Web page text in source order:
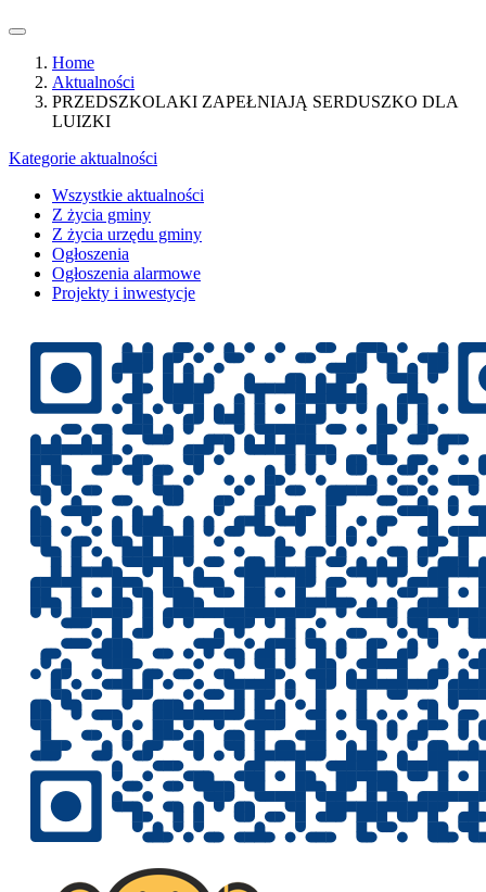
Home
Aktualności
PRZEDSZKOLAKI ZAPEŁNIAJĄ SERDUSZKO DLA
LUIZKI
Kategorie aktualności
Wszystkie aktualności
Z życia gminy
Z życia urzędu gminy
Ogłoszenia
Ogłoszenia alarmowe
Projekty i inwestycje